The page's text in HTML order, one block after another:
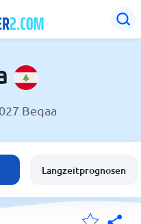
Beqaa
Langzeitprognosen